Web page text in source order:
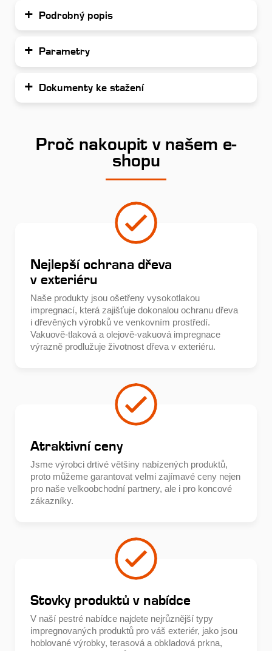
Podrobný popis
Parametry
Dokumenty ke stažení
Proč nakoupit v našem e-
shopu
Nejlepší ochrana dřeva
v exteriéru
Naše produkty jsou ošetřeny vysokotlakou
impregnací, která zajišťuje dokonalou ochranu dřeva
i dřevěných výrobků ve venkovním prostředí.
Vakuově-tlaková a olejově-vakuová impregnace
výrazně prodlužuje životnost dřeva v exteriéru.
Atraktivní ceny
Jsme výrobci drtivé většiny nabízených produktů,
proto můžeme garantovat velmi zajímavé ceny nejen
pro naše velkoobchodní partnery, ale i pro koncové
zákazníky.
Stovky produktů v nabídce
V naší pestré nabídce najdete nejrůznější typy
impregnovaných produktů pro váš exteriér, jako jsou
hoblované výrobky, terasová a obkladová prkna,